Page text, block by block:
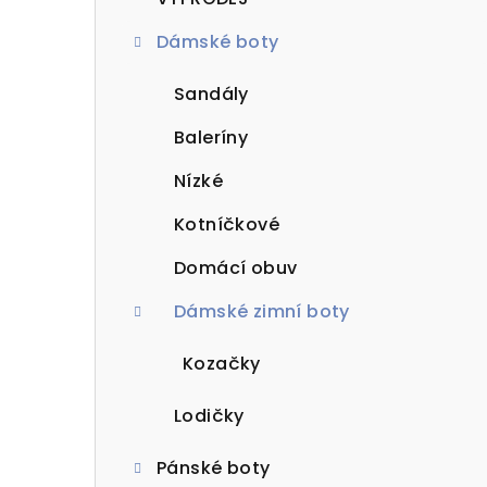
Dámské boty
Sandály
Baleríny
Nízké
Kotníčkové
Domácí obuv
Dámské zimní boty
Kozačky
Lodičky
Pánské boty